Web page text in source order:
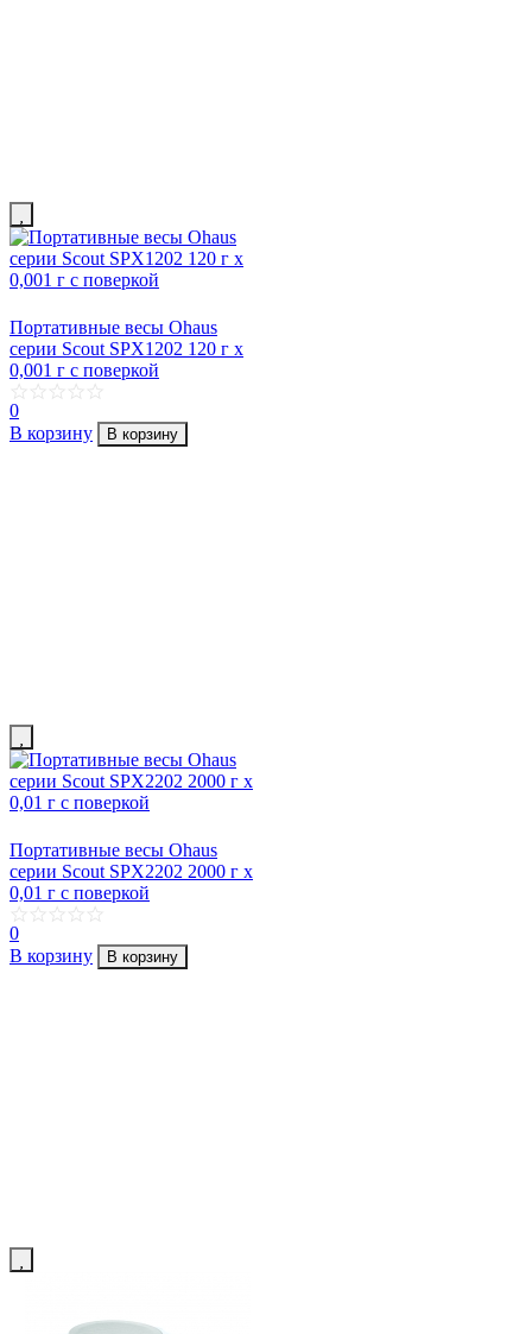
Портативные весы Ohaus
серии Scout SPX1202 120 г х
0,001 г с поверкой
0
В корзину
В корзину
Портативные весы Ohaus
серии Scout SPX2202 2000 г х
0,01 г с поверкой
0
В корзину
В корзину